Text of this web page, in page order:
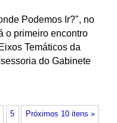
Podemos Ir?", no
o primeiro encontro
Temáticos da
do Gabinete
Próximos 10 itens »
5